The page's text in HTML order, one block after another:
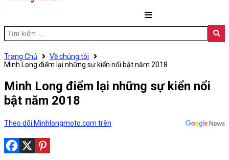
Trang Chủ
Về chúng tôi
Minh Long điểm lại những sự kiển nổi bật năm 2018
Minh Long điểm lại những sự kiển nổi
bật năm 2018
Theo dõi Minhlongmoto.com trên